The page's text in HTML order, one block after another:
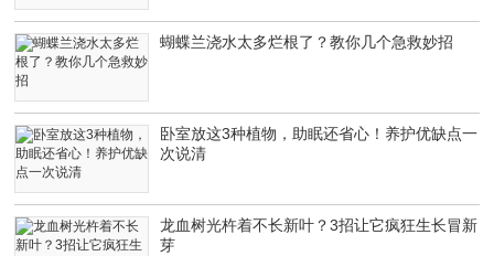
蝴蝶兰浇水太多烂根了？教你几个急救妙招
卧室放这3种植物，助眠还省心！养护优缺点一
次说清
龙血树光杵着不长新叶？3招让它疯狂生长冒新
芽